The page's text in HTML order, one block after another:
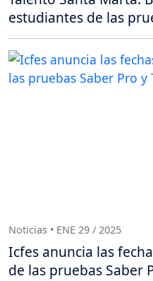
estudiantes de las
Noticias • ENE 29 / 2025
Icfes anuncia las
de las pruebas Saber